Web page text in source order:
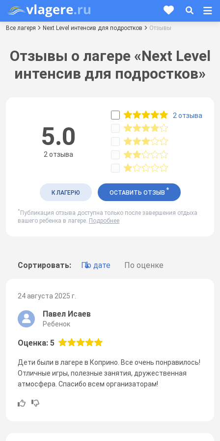
Все лагеря Next Level интенсив для подростков Отзывы
Отзывы о лагере «Next Level
интенсив для подростков»
Сортировать: По дате По оценке
24 августа 2025 г.
Павел Исаев
Ребенок
Оценка: 5
Дети были в лагере в Коприно. Все очень понравилось!
Отличные игры, полезные занятия, дружественная
атмосфера. Спасибо всем организаторам!
5.0
2 отзыва
2 отзыва
К ЛАГЕРЮ ОСТАВИТЬ ОТЗЫВ *
* Публикация отзыва доступна только после завершения отдыха
вашего ребенка в лагере. Подробнее